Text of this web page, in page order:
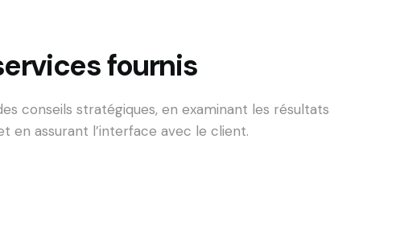
fournis
conseils stratégiques, en examinant les résultats
en assurant l’interface avec le client.